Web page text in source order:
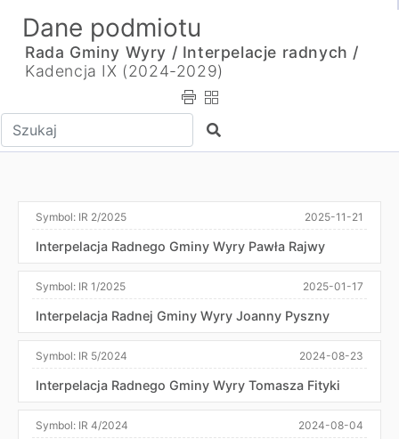
Dane podmiotu
Rada Gminy Wyry / Interpelacje radnych /
Kadencja IX (2024-2029)
Wpisz tekst do wyszukania Szukaj
Symbol: IR 2/2025 2025-11-21
Interpelacja Radnego Gminy Wyry Pawła Rajwy
Symbol: IR 1/2025 2025-01-17
Interpelacja Radnej Gminy Wyry Joanny Pyszny
Symbol: IR 5/2024 2024-08-23
Interpelacja Radnego Gminy Wyry Tomasza Fityki
Symbol: IR 4/2024 2024-08-04